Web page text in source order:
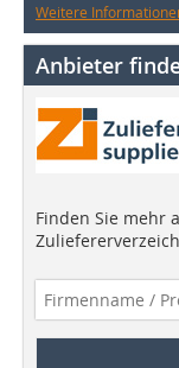
Weitere
Anbieter
Finden Sie mehr